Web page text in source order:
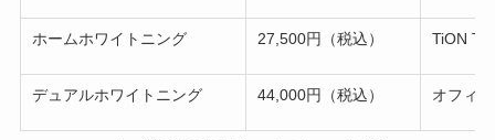
ホームホワイトニング 27,500円（税込） TiON
デュアルホワイトニング 44,000円（税込） オフィ